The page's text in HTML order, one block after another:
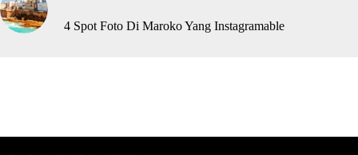
4 Spot Foto Di Maroko Yang Instagramable